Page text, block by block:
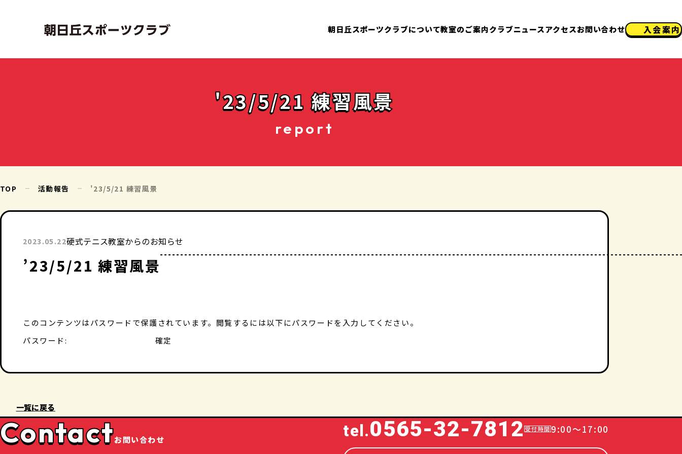
朝日丘スポーツクラブについて教室のご案内クラブニュースアクセスお問い合わせ 入会案内
'23/5/21 練習風景
report
TOP 活動報告 '23/5/21 練習風景
2023.05.22硬式テニス教室からのお知らせ
’23/5/21 練習風景
このコンテンツはパスワードで保護されています。閲覧するには以下にパスワードを入力してください。
パスワード:
一覧に戻る
Contactお問い合わせ tel.0565-32-7812 9:00～17:00